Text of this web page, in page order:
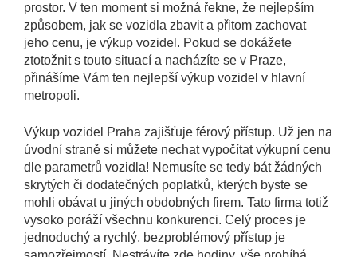
prostor. V ten moment si možná řekne, že nejlepším
způsobem, jak se vozidla zbavit a přitom zachovat
jeho cenu, je výkup vozidel. Pokud se dokážete
ztotožnit s touto situací a nacházíte se v Praze,
přinášíme Vám ten nejlepší výkup vozidel v hlavní
metropoli.
Výkup vozidel Praha zajišťuje férový přístup. Už jen na
úvodní straně si můžete nechat vypočítat výkupní cenu
dle parametrů vozidla! Nemusíte se tedy bát žádných
skrytých či dodatečných poplatků, kterých byste se
mohli obávat u jiných obdobných firem. Tato firma totiž
vysoko poráží všechnu konkurenci. Celý proces je
jednoduchý a rychlý, bezproblémový přístup je